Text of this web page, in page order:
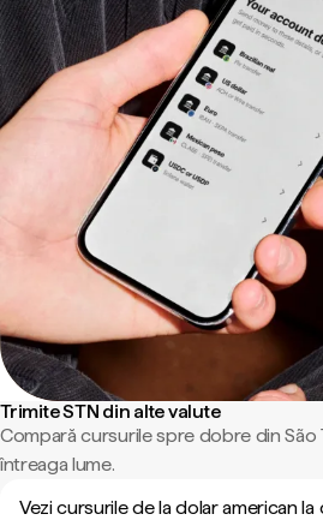
Trimite STN din alte valute
Compară cursurile spre dobre din São
întreaga lume.
Vezi cursurile de la dolar american